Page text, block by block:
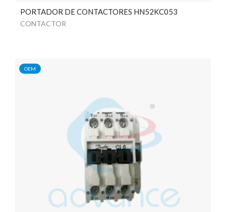
PORTADOR DE CONTACTORES HN52KC053
CONTACTOR
OEM